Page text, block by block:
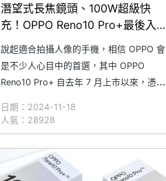
潛望式長焦鏡頭、100W超級快
充！OPPO Reno10 Pro+最後入手
說起適合拍攝人像的手機，相信 OPPO 會
是不少人心目中的首選，其中 OPPO
Reno10 Pro+ 自去年 7 月上市以來，憑藉
式，獲得網友高度關注。隨著 OPPO
Reno10 Pro+ 已在台灣上市 1 年多的時
間，儘管價格來到甜蜜點，但
日期：2024-11-18
人氣：28928